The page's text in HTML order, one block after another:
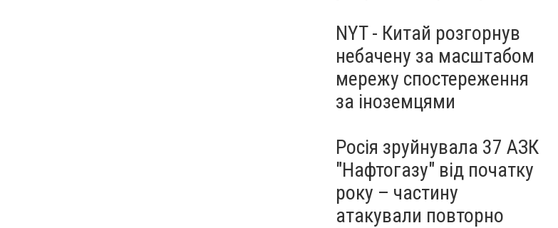
NYT - Китай розгорнув
небачену за масштабом
мережу спостереження
за іноземцями
Росія зруйнувала 37 АЗК
"Нафтогазу" від початку
року – частину
атакували повторно